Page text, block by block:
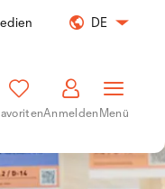
DE
AnmeldenMenü